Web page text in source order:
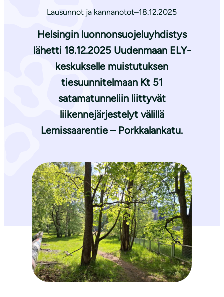
Lausunnot ja kannanotot–18.12.2025
Helsingin luonnonsuojeluyhdistys
lähetti 18.12.2025 Uudenmaan ELY-
keskukselle muistutuksen
tiesuunnitelmaan Kt 51
satamatunneliin liittyvät
liikennejärjestelyt välillä
Lemissaarentie – Porkkalankatu.